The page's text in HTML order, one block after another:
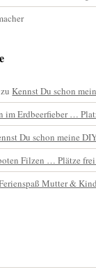
Kennst Du schon
im Erdbeerfieber …
Du schon meine
Filzen … Plätze
Mutter &